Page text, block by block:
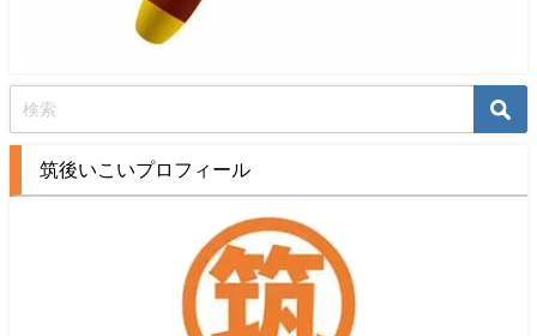
筑後いこいプロフィール